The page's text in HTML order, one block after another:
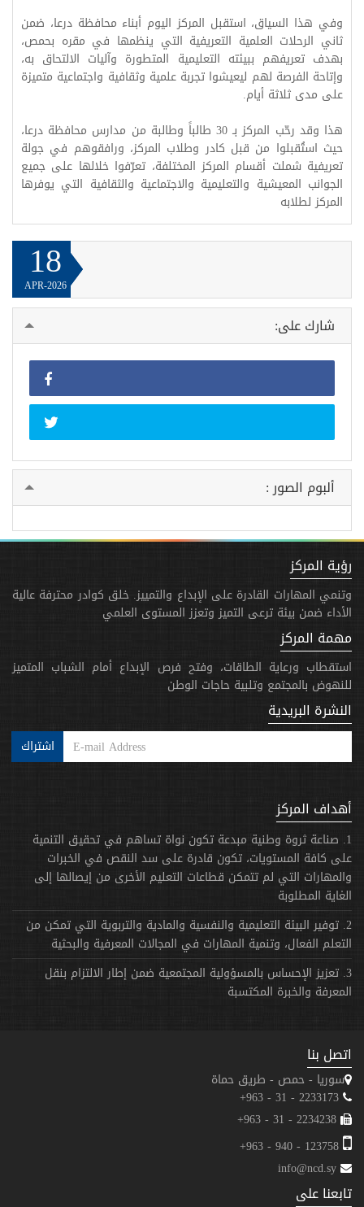
وفي هذا السياق، استقبل المركز اليوم أبناء محافظة درعا، ضمن
ثاني الرحلات العلمية التعريفية التي ينظمها في مقره بحمص،
بهدف تعريفهم ببيئته التعليمية المتطورة وآليات الالتحاق به،
وإتاحة الفرصة لهم ليعيشوا تجربة علمية وثقافية واجتماعية متميزة
على مدى ثلاثة أيام.
هذا وقد رحّب المركز بـ 30 طالباً وطالبة من مدارس محافظة درعا،
حيث استُقبلوا من قبل كادر وطلاب المركز، ورافقوهم في جولة
تعريفية شملت أقسام المركز المختلفة، تعرّفوا خلالها على جميع
الجوانب المعيشية والتعليمية والاجتماعية والثقافية التي يوفرها
المركز لطلابه
18
APR-2026
شارك على:
ألبوم الصور :
رؤية المركز
وتنمي المهارات القادرة على الإبداع والتمييز. خلق كوادر محترفة عالية
الأداء ضمن بيئة ترعى التميز وتعزز المستوى العلمي
مهمة المركز
استقطاب ورعاية الطاقات، وفتح فرص الإبداع أمام الشباب المتميز
للنهوض بالمجتمع وتلبية حاجات الوطن
النشرة البريدية
اشتراك
أهداف المركز
1. صناعة ثروة وطنية مبدعة تكون نواة تساهم في تحقيق التنمية
على كافة المستويات، تكون قادرة على سد النقص في الخبرات
والمهارات التي لم تتمكن قطاعات التعليم الأخرى من إيصالها إلى
الغاية المطلوبة
2. توفير البيئة التعليمية والنفسية والمادية والتربوية التي تمكن من
التعلم الفعال، وتنمية المهارات في المجالات المعرفية والبحثية
3. تعزيز الإحساس بالمسؤولية المجتمعية ضمن إطار الالتزام بنقل
المعرفة والخبرة المكتسبة
اتصل بنا
سوريا - حمص - طريق حماة
info@ncd.sy
تابعنا على